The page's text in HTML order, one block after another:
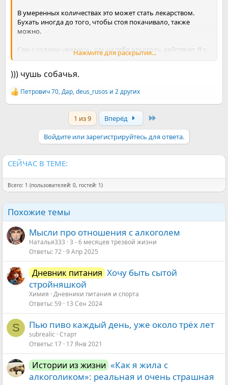
В умеренных количествах это может стать лекарством.
Бухать иногда до того, чтобы стоя покачивало, также
можно.
Сам с годами увидишь, как на тебя алкоголь действует. Я к
30 стал пить меньше и меньше. До этого пил больше. Тебе
сколько пить.
Если у тебя нет равноценной замены алкоголю, то есть
такого увлечения, чтобы давало те же чувства, ощущения,
кайф, то, возможно, не стоит даже думать об отказе.
Нажмите для раскрытия...
))) чушь собачья.
Р
е
Петрович 70,Дар,deus_rusos и 2 других
1 из 9 Вперёд
Войдите или зарегистрируйтесь для ответа.
СЕЙЧАС В ТЕМЕ:
Всего: 1 (пользователей: 0, гостей: 1)
Похожие темы
Мысли про отношения с алкоголем
Наталья333 3 - 6 месяцев трезвой жизни
Ответы 72 9 Апр 2025
Дневник питания Хочу быть сытой
стройняшкой
Химия Дневники питания и спорта
Ответы 59 13 Сен 2024
S Пью пиво каждый день, уже около трёх лет
subrealic Старт
Ответы 17 17 Янв 2021
Истории из жизни «Как я жила с
алкоголиком»: реальная и очень страшная